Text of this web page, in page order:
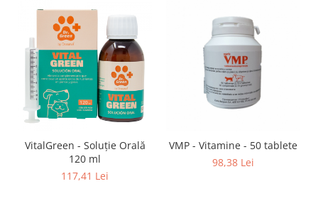
VitalGreen - Soluție Orală
120 ml
117,41 Lei
VMP - Vitamine - 50 tablete
98,38 Lei